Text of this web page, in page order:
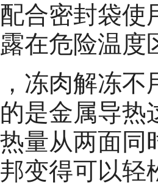
合密封袋使
在危险温度
冻肉解冻不
是金属导热
量从两面同
变得可以